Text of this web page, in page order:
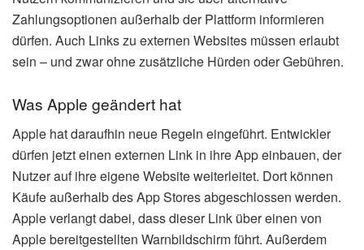
Zahlungsoptionen außerhalb der Plattform informieren
dürfen. Auch Links zu externen Websites müssen erlaubt
sein – und zwar ohne zusätzliche Hürden oder Gebühren.
Was Apple geändert hat
Apple hat daraufhin neue Regeln eingeführt. Entwickler
dürfen jetzt einen externen Link in ihre App einbauen, der
Nutzer auf ihre eigene Website weiterleitet. Dort können
Käufe außerhalb des App Stores abgeschlossen werden.
Apple verlangt dabei, dass dieser Link über einen von
Apple bereitgestellten Warnbildschirm führt. Außerdem